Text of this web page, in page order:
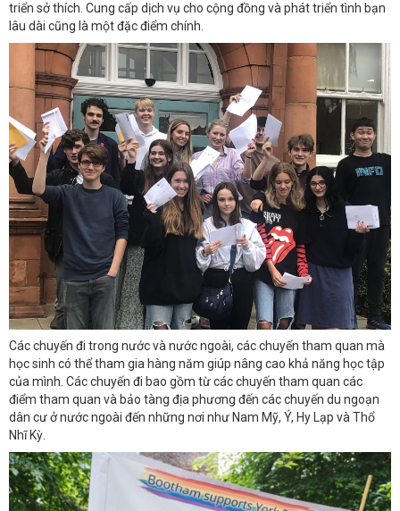
triển sở thích. Cung cấp dịch vụ cho cộng đồng và phát triển tình bạn
lâu dài cũng là một đặc điểm chính.
Các chuyến đi trong nước và nước ngoài, các chuyến tham quan mà
học sinh có thể tham gia hàng năm giúp nâng cao khả năng học tập
của mình. Các chuyến đi bao gồm từ các chuyến tham quan các
điểm tham quan và bảo tàng địa phương đến các chuyến du ngoạn
dân cư ở nước ngoài đến những nơi như Nam Mỹ, Ý, Hy Lạp và Thổ
Nhĩ Kỳ.